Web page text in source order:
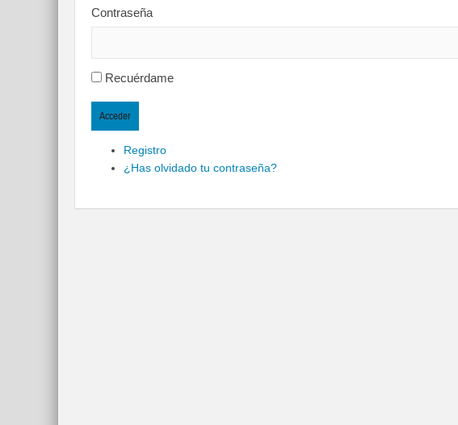
Contraseña
Recuérdame
Acceder
Registro
¿Has olvidado tu contraseña?